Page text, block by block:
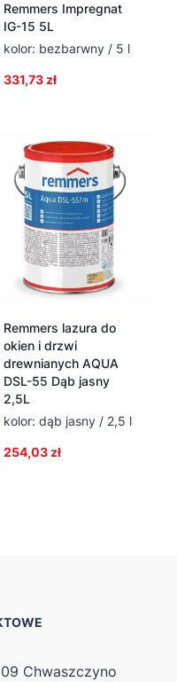
Remmers Impregnat
IG-15 5L
kolor: bezbarwny / 5 l
331,73 zł
Remmers lazura do
okien i drzwi
drewnianych AQUA
DSL-55 Dąb jasny
2,5L
kolor: dąb jasny / 2,5 l
254,03 zł
Chwaszczyno